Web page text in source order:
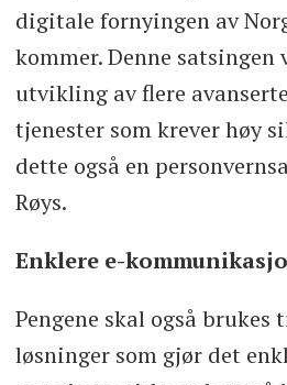
digitale fornyingen av
kommer. Denne
utvikling av flere
tjenester som krever høy
dette også en
Røys.
Enklere e-
Pengene skal også
løsninger som gjør det